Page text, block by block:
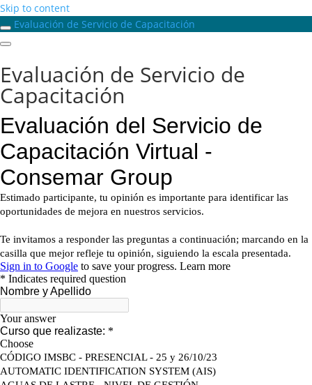
Skip to content
Evaluación de Servicio de Capacitación
Evaluación de Servicio de
Capacitación